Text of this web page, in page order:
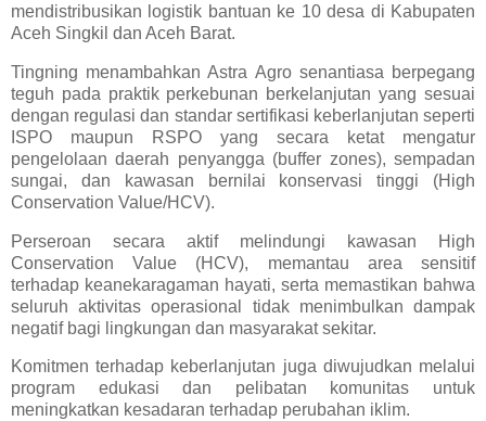
mendistribusikan logistik bantuan ke 10 desa di Kabupaten
Aceh Singkil dan Aceh Barat.
Tingning menambahkan Astra Agro senantiasa berpegang
teguh pada praktik perkebunan berkelanjutan yang sesuai
dengan regulasi dan standar sertifikasi keberlanjutan seperti
ISPO maupun RSPO yang secara ketat mengatur
pengelolaan daerah penyangga (buffer zones), sempadan
sungai, dan kawasan bernilai konservasi tinggi (High
Conservation Value/HCV).
Perseroan secara aktif melindungi kawasan High
Conservation Value (HCV), memantau area sensitif
terhadap keanekaragaman hayati, serta memastikan bahwa
seluruh aktivitas operasional tidak menimbulkan dampak
negatif bagi lingkungan dan masyarakat sekitar.
Komitmen terhadap keberlanjutan juga diwujudkan melalui
program edukasi dan pelibatan komunitas untuk
meningkatkan kesadaran terhadap perubahan iklim.